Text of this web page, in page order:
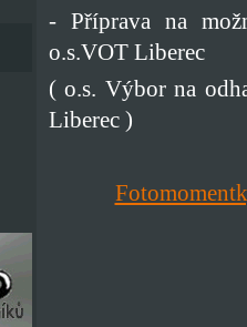
- Příprava na
o.s.VOT Liberec
( o.s. Výbor na
Liberec )